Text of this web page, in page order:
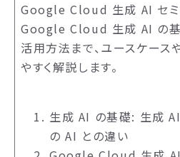
Google Cloud 生成 AI セミ
Google Cloud 生成 AI の基
活用方法まで、ユースケース
やすく解説します。
生成 AI の基礎: 生成 AI
の AI との違い